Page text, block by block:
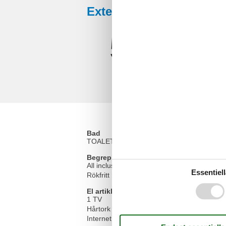
Externa recensioner
5,0
Bad
TOALETT. Varmt och kallt vatten
Begrepp
All inclusive
Rökfritt hus
El artiklar
1 TV
Hårtork
Internet (trådlöst)